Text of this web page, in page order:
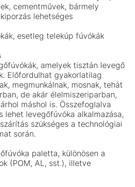
cementművek, bármely
lehetséges
esetleg telekúp fúvókák
amelyek tisztán levegő
Előfordulhat gyakorlatilag
megmunkálnak, mosnak, tehát
de akár élelmiszeriparban,
máshol is. Összefoglalva
lehet levegőfúvóka alkalmazása,
szükséges a technológiai
során.
paletta, különösen a
(POM, AL, sst.), illetve